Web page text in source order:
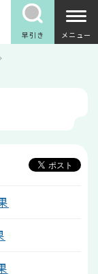
早引き メニュー